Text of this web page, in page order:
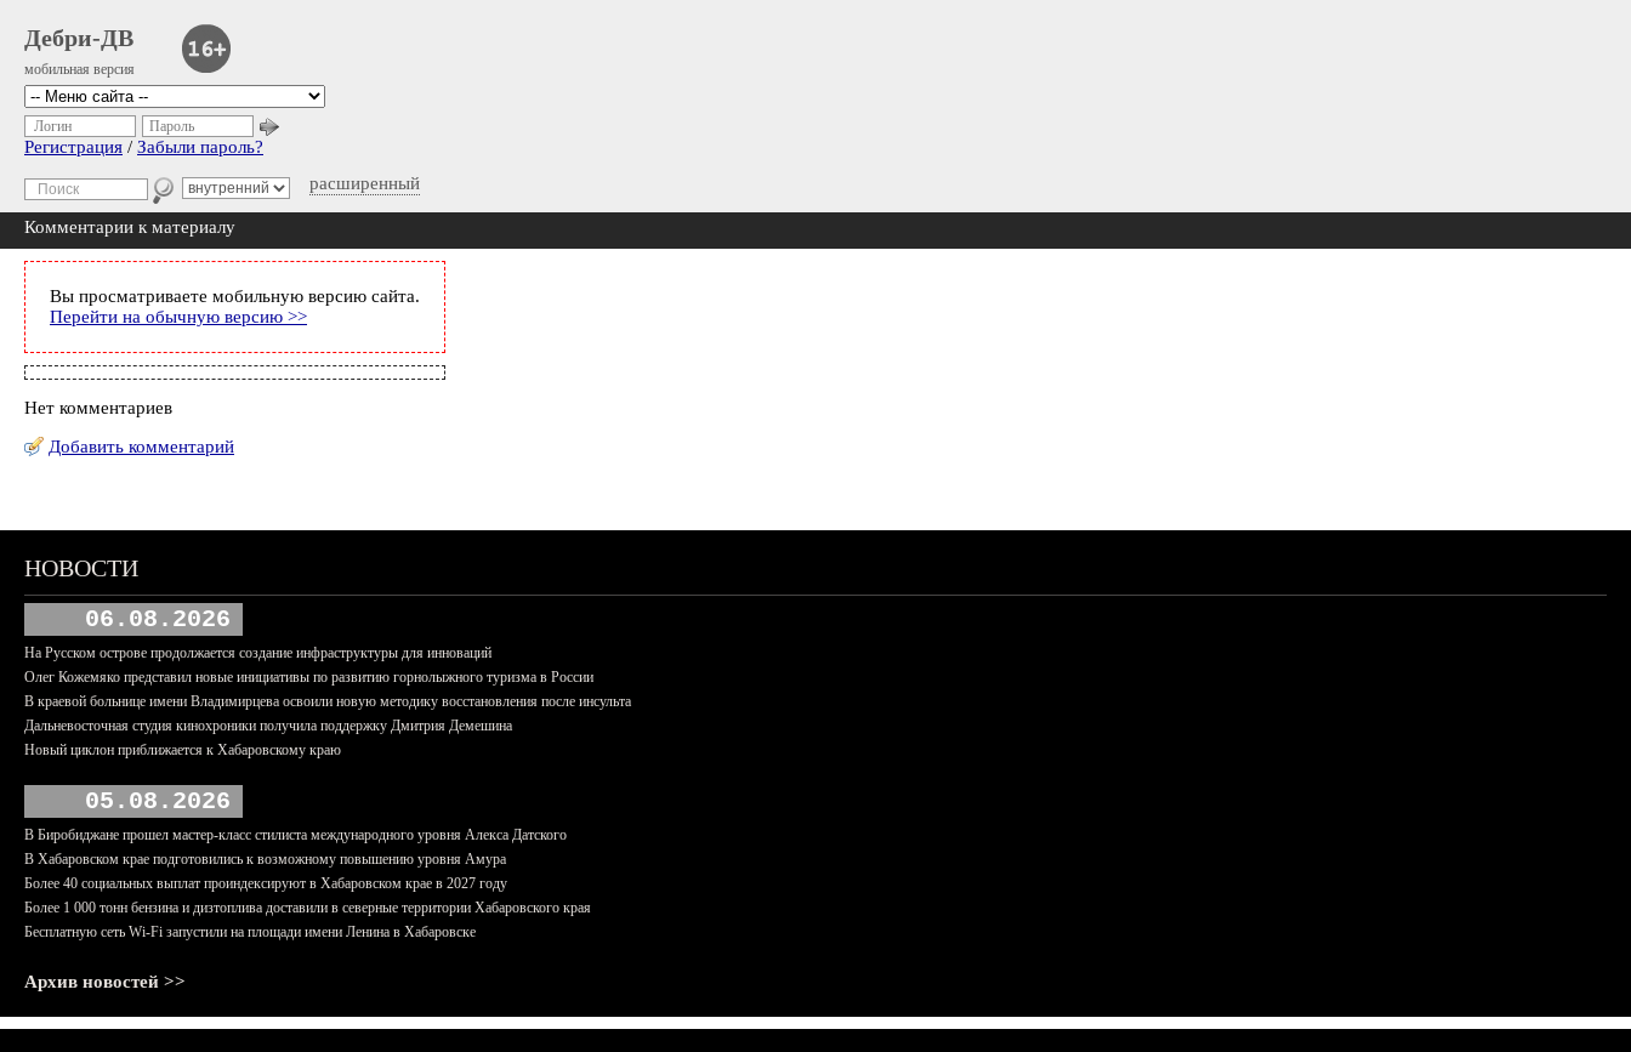
Дебри-ДВ
мобильная версия
расширенный
Логин Пароль
Регистрация / Забыли пароль?
Комментарии к материалу
Вы просматриваете мобильную версию сайта.
Перейти на обычную версию >>
Нет комментариев
Добавить комментарий
НОВОСТИ
06.08.2026
На Русском острове продолжается создание инфраструктуры для инноваций
Олег Кожемяко представил новые инициативы по развитию горнолыжного туризма в России
В краевой больнице имени Владимирцева освоили новую методику восстановления после инсульта
Дальневосточная студия кинохроники получила поддержку Дмитрия Демешина
Новый циклон приближается к Хабаровскому краю
05.08.2026
В Биробиджане прошел мастер-класс стилиста международного уровня Алекса Датского
В Хабаровском крае подготовились к возможному повышению уровня Амура
Более 40 социальных выплат проиндексируют в Хабаровском крае в 2027 году
Более 1 000 тонн бензина и дизтоплива доставили в северные территории Хабаровского края
Бесплатную сеть Wi-Fi запустили на площади имени Ленина в Хабаровске
Архив новостей >>